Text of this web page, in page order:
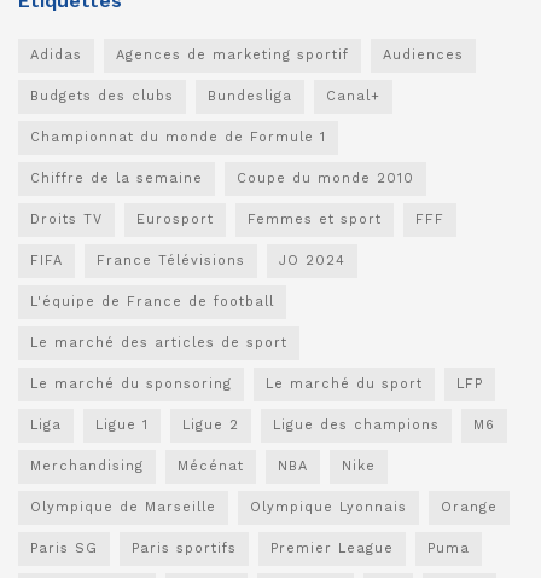
Adidas Agences de marketing sportif Audiences
Budgets des clubs Bundesliga Canal+
Championnat du monde de Formule 1
Chiffre de la semaine Coupe du monde 2010
Droits TV Eurosport Femmes et sport FFF
FIFA France Télévisions JO 2024
L'équipe de France de football
Le marché des articles de sport
Le marché du sponsoring Le marché du sport LFP
Liga Ligue 1 Ligue 2 Ligue des champions M6
Merchandising Mécénat NBA Nike
Olympique de Marseille Olympique Lyonnais Orange
Paris SG Paris sportifs Premier League Puma